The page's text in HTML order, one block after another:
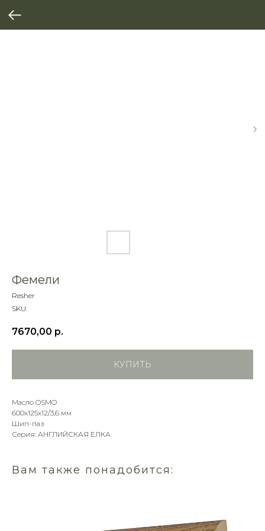
Фемели
Resher
SKU:
7670,00 р.
КУПИТЬ
Масло OSMO
600х125х12/3,6 мм
Шип-паз
Серия: АНГЛИЙСКАЯ ЕЛКА
Вам также понадобится: